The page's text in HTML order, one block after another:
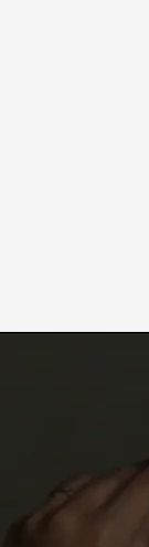
de las